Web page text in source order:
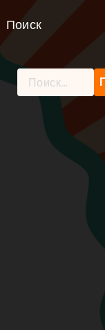
Поиск
Найти: